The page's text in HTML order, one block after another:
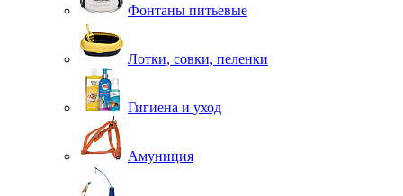
Фонтаны питьевые
Лотки, совки, пеленки
Гигиена и уход
Амуниция